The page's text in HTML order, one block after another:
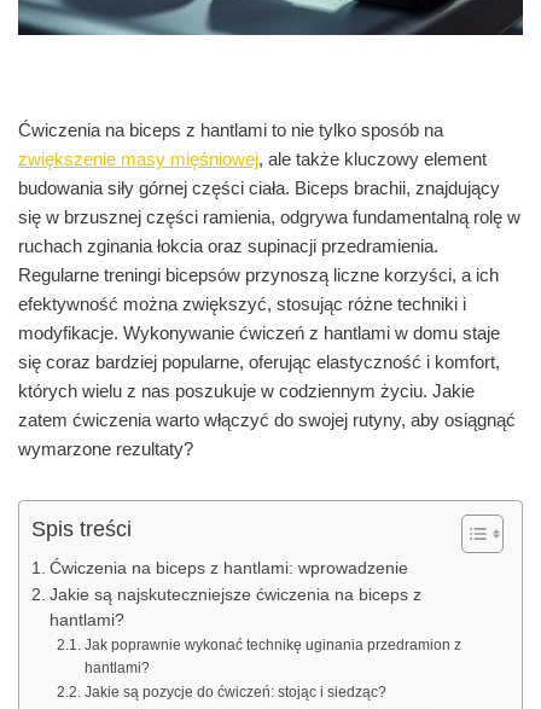
Ćwiczenia na biceps z hantlami to nie tylko sposób na
zwiększenie masy mięśniowej, ale także kluczowy element
budowania siły górnej części ciała. Biceps brachii, znajdujący
się w brzusznej części ramienia, odgrywa fundamentalną rolę w
ruchach zginania łokcia oraz supinacji przedramienia.
Regularne treningi bicepsów przynoszą liczne korzyści, a ich
efektywność można zwiększyć, stosując różne techniki i
modyfikacje. Wykonywanie ćwiczeń z hantlami w domu staje
się coraz bardziej popularne, oferując elastyczność i komfort,
których wielu z nas poszukuje w codziennym życiu. Jakie
zatem ćwiczenia warto włączyć do swojej rutyny, aby osiągnąć
wymarzone rezultaty?
Spis treści
Ćwiczenia na biceps z hantlami: wprowadzenie
Jakie są najskuteczniejsze ćwiczenia na biceps z
hantlami?
Jak poprawnie wykonać technikę uginania przedramion z
hantlami?
Jakie są pozycje do ćwiczeń: stojąc i siedząc?